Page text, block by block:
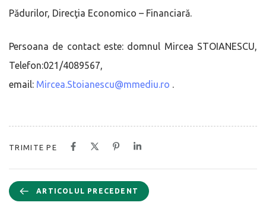
Pădurilor, Direcţia Economico – Financiară.
Persoana de contact este: domnul Mircea STOIANESCU,
Telefon:021/4089567,
email: Mircea.Stoianescu@mmediu.ro .
TRIMITE PE
ARTICOLUL PRECEDENT